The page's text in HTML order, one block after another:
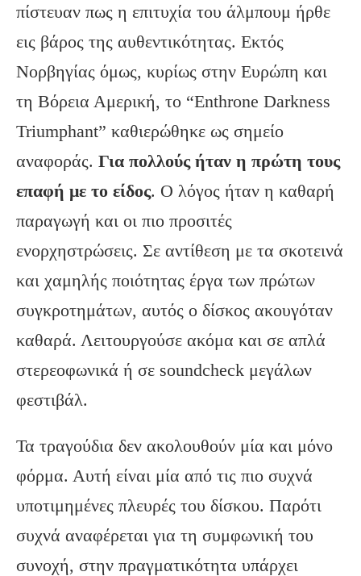
πίστευαν πως η επιτυχία του άλμπουμ ήρθε
εις βάρος της αυθεντικότητας. Εκτός
Νορβηγίας όμως, κυρίως στην Ευρώπη και
τη Βόρεια Αμερική, το “Enthrone Darkness
Triumphant” καθιερώθηκε ως σημείο
αναφοράς. Για πολλούς ήταν η πρώτη τους
επαφή με το είδος. Ο λόγος ήταν η καθαρή
παραγωγή και οι πιο προσιτές
ενορχηστρώσεις. Σε αντίθεση με τα σκοτεινά
και χαμηλής ποιότητας έργα των πρώτων
συγκροτημάτων, αυτός ο δίσκος ακουγόταν
καθαρά. Λειτουργούσε ακόμα και σε απλά
στερεοφωνικά ή σε soundcheck μεγάλων
φεστιβάλ.
Τα τραγούδια δεν ακολουθούν μία και μόνο
φόρμα. Αυτή είναι μία από τις πιο συχνά
υποτιμημένες πλευρές του δίσκου. Παρότι
συχνά αναφέρεται για τη συμφωνική του
συνοχή, στην πραγματικότητα υπάρχει